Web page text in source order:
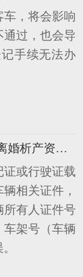
，将会影响
过，也会导
手续无法办
多车转让资格申请或夫妻变更/离婚析产资格申请中，填报的车牌号、车架号（车辆识别代号）需要非常准确吗？
或行驶证载
相关证件，
有人证件号
架号（车辆